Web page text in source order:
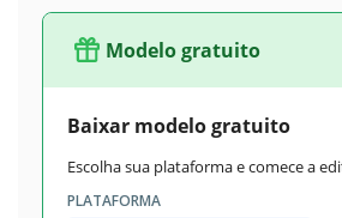
Modelo gratuito
Baixar modelo gratuito
Escolha sua plataforma e comece a
PLATAFORMA